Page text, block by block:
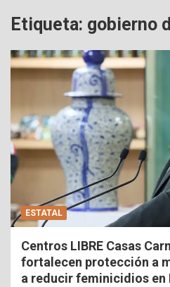
Etiqueta: gobierno
ESTATAL
Centros LIBRE Casas
fortalecen protección a
a reducir feminicidios en